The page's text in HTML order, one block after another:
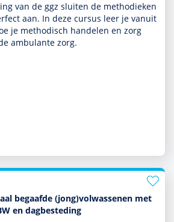
van de ggz sluiten de metho­dieken
aan. In deze cursus leer je vanuit
je metho­disch han­delen en zorg
ambu­lante zorg.
begaafde (jong)volwassenen met
en dagbesteding